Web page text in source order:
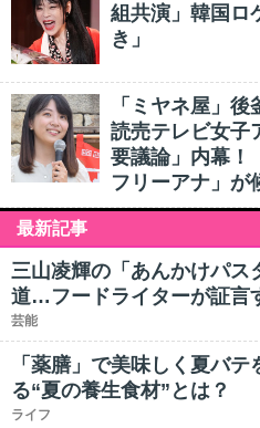
組共演」韓国ロ
き」
「ミヤネ屋」
読売テレビ女子
要議論」内幕！
フリーアナ」が
最新記事
三山凌輝の「あんかけパス
道…フードライターが証言
芸能
「薬膳」で美味しく夏バ
る“夏の養生食材”とは？
ライフ